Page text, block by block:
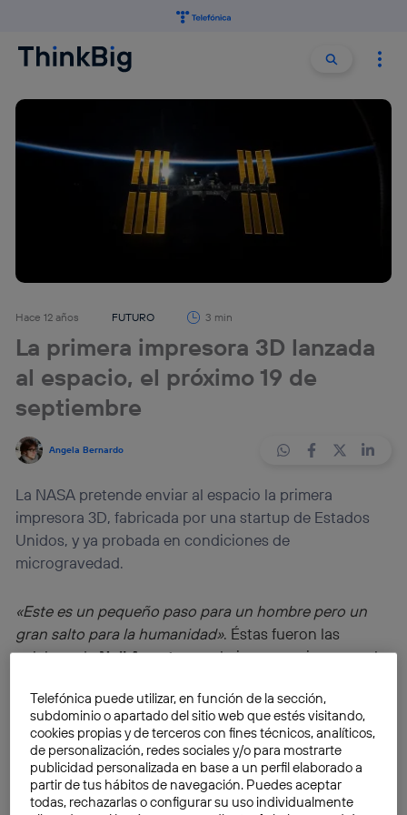
Buscar
Hace 12 años FUTURO 3 min
La primera impresora 3D lanzada
al espacio, el próximo 19 de
septiembre
Angela Bernardo
La NASA pretende enviar al espacio la primera
impresora 3D, fabricada por una startup de Estados
Unidos, y ya probada en condiciones de
microgravedad.
«Este es un pequeño paso para un hombre pero un
gran salto para la humanidad». Éstas fueron las
palabras deNeil Armstrongal pisar por primera vez la
ser aplicada ahora, cuando la NASA está a punto de
enviar la primeraimpresora 3Dal espacio, lo que
supone un pequeño adelanto en la exploración
espacial, pero sin duda, un enorme avance para esta
innovadora tecnología.
Telefónica puede utilizar, en función de la sección,
subdominio o apartado del sitio web que estés visitando,
cookies propias y de terceros con fines técnicos, analíticos,
de personalización, redes sociales y/o para mostrarte
publicidad personalizada en base a un perfil elaborado a
partir de tus hábitos de navegación. Puedes aceptar
todas, rechazarlas o configurar su uso individualmente